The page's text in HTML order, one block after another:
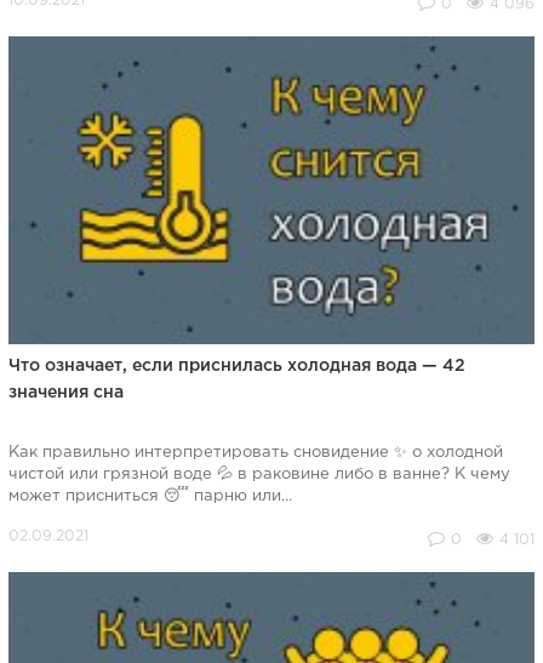
0 4 096
Что означает, если приснилась холодная вода — 42
значения сна
Как правильно интерпретировать сновидение ✨ о холодной
чистой или грязной воде 💦 в раковине либо в ванне? К чему
может присниться 😴 парню или...
0 4 101